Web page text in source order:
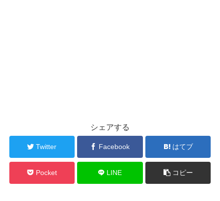
シェアする
Twitter Facebook はてブ
Pocket LINE コピー